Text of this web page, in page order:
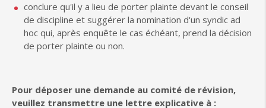
conclure qu'il y a lieu de porter plainte devant le conseil
de discipline et suggérer la nomination d'un syndic ad
hoc qui, après enquête le cas échéant, prend la décision
de porter plainte ou non.
Pour déposer une demande au comité de révision,
veuillez transmettre une lettre explicative à :